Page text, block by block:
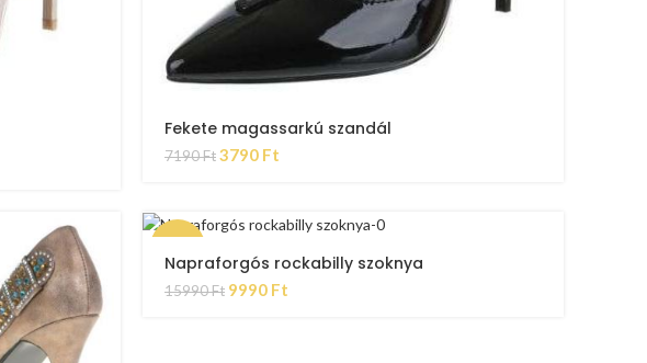
Fekete magassarkú szandál
7190Ft3790 Ft
Napraforgós rockabilly szoknya
15990Ft 9990 Ft